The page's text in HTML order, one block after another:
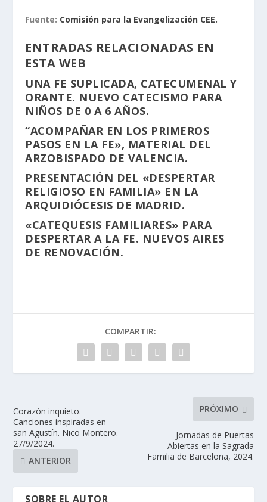
Fuente: Comisión para la Evangelización CEE.
ENTRADAS RELACIONADAS EN
ESTA WEB
UNA FE SUPLICADA, CATECUMENAL Y
ORANTE. NUEVO CATECISMO PARA
NIÑOS DE 0 A 6 AÑOS.
“ACOMPAÑAR EN LOS PRIMEROS
PASOS EN LA FE», MATERIAL DEL
ARZOBISPADO DE VALENCIA.
PRESENTACIÓN DEL «DESPERTAR
RELIGIOSO EN FAMILIA» EN LA
ARQUIDIÓCESIS DE MADRID.
«CATEQUESIS FAMILIARES» PARA
DESPERTAR A LA FE. NUEVOS AIRES
DE RENOVACIÓN.
COMPARTIR:
Corazón inquieto.
Canciones inspiradas en
san Agustín. Nico Montero.
27/9/2024.
ANTERIOR
PRÓXIMO
Jornadas de Puertas
Abiertas en la Sagrada
Familia de Barcelona, 2024.
SOBRE EL AUTOR